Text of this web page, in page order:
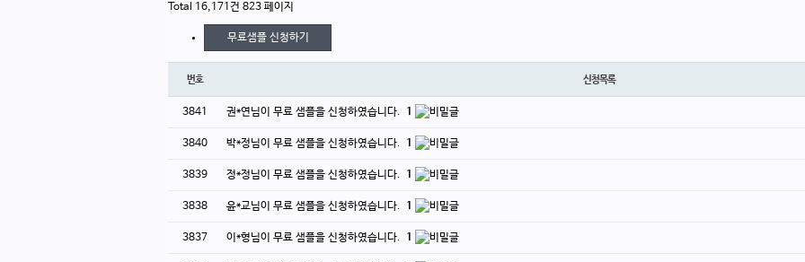
Total 16,171건 823 페이지
무료샘플 신청하기
번호 신청목록
3841 권*연님이 무료 샘플을 신청하였습니다. 1
3840 박*정님이 무료 샘플을 신청하였습니다. 1
3839 정*정님이 무료 샘플을 신청하였습니다. 1
3838 윤*교님이 무료 샘플을 신청하였습니다. 1
3837 이*형님이 무료 샘플을 신청하였습니다. 1